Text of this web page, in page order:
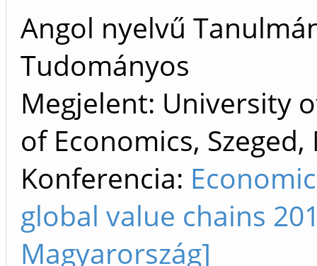
Angol nyelvű
Tudományos
Megjelent: University
of Economics,
Konferencia:
global value chains
Magyarország]